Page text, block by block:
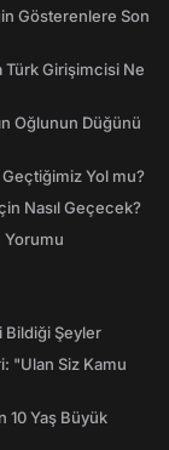
Gösterenlere Son
Türk Girişimcisi Ne
Oğlunun Düğünü
Yol mu?
Nasıl Geçecek?
Yorumu
Bildiği Şeyler
"Ulan Siz Kamu
10 Yaş Büyük